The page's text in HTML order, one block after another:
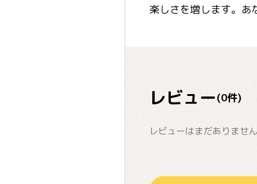
楽しさを増します。あ
レビュー(0件)
レビューはまだありませ